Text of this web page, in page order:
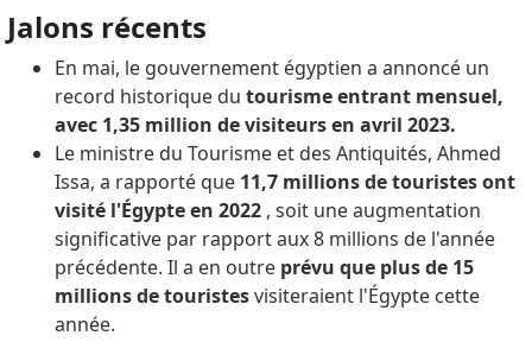
Jalons récents
En mai, le gouvernement égyptien a annoncé un
record historique du tourisme entrant mensuel,
avec 1,35 million de visiteurs en avril 2023.
Le ministre du Tourisme et des Antiquités, Ahmed
Issa, a rapporté que 11,7 millions de touristes ont
visité l'Égypte en 2022, soit une augmentation
significative par rapport aux 8 millions de l'année
précédente. Il a en outre prévu que plus de 15
millions de touristesvisiteraient l'Égypte cette
année.